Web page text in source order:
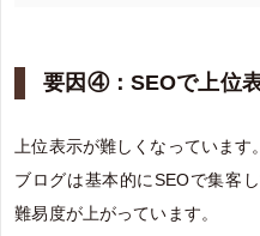
要因④：SEOで上位
上位表示が難しくなっています。
ブログは基本的にSEOで集客
難易度が上がっています。